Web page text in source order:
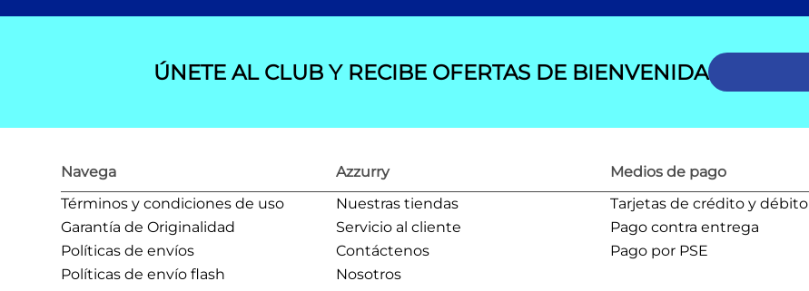
ÚNETE AL CLUB Y RECIBE OFERTAS DE BIENVENIDA
Navega
Términos y condiciones de uso
Garantía de Originalidad
Políticas de envíos
Políticas de envío flash
Azzurry
Nuestras tiendas
Servicio al cliente
Contáctenos
Nosotros
Medios de pago
Tarjetas de crédito y débito
Pago contra entrega
Pago por PSE